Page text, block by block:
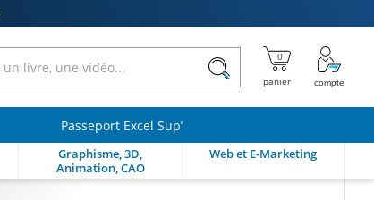
Passeport Excel Sup’
Graphisme, 3D,
Animation, CAO
Web et E-Marketing